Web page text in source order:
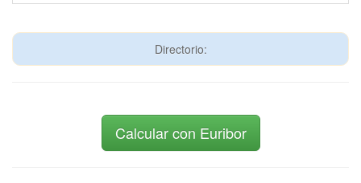
Directorio:
Calcular con Euribor